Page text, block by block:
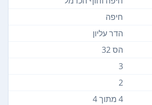
חיפה
הדר עליון
הס 32
3
2
4 מתוך 4